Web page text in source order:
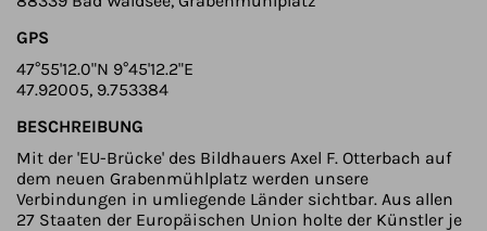
GPS
47°55'12.0"N 9°45'12.2"E
47.92005, 9.753384
BESCHREIBUNG
Mit der 'EU-Brücke' des Bildhauers Axel F. Otterbach auf
dem neuen Grabenmühlplatz werden unsere
Verbindungen in umliegende Länder sichtbar. Aus allen
27 Staaten der Europäischen Union holte der Künstler je